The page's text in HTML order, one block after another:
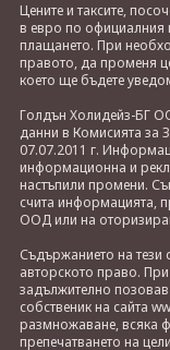
Цените и таксите,
в евро по официалния
плащането. При
правото, да променя
което ще бъдете
Голдън Холидейз-БГ
данни в Комисията за
07.07.2011 г.
информационна и
настъпили промени.
счита информацията,
ООД или на
Съдържанието на тези
авторското право.
задължително
собственик на сайта
размножаване, всяка
препечатването на